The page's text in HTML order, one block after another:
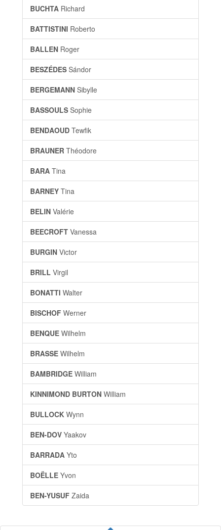
BUCHTA Richard
BATTISTINI Roberto
BALLEN Roger
BESZÉDES Sándor
BERGEMANN Sibylle
BASSOULS Sophie
BENDAOUD Tewfik
BRAUNER Théodore
BARA Tina
BARNEY Tina
BELIN Valérie
BEECROFT Vanessa
BURGIN Victor
BRILL Virgil
BONATTI Walter
BISCHOF Werner
BENQUE Wilhelm
BRASSE Wilhelm
BAMBRIDGE William
KINNIMOND BURTON William
BULLOCK Wynn
BEN-DOV Yaakov
BARRADA Yto
BOËLLE Yvon
BEN-YUSUF Zaida